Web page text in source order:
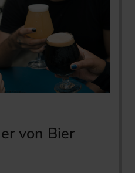
von Bier